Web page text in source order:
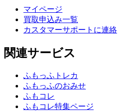
マイページ
買取申込み一覧
カスタマーサポートに連絡
関連サービス
ふもっふトレカ
ふもっふのおみせ
ふもコレ
ふもコレ特集ページ